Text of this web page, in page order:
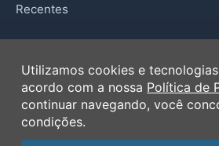
Recentes
Termos de Uso
Política de Privacidade
Ferramentas
Contato
Utilizamos cookies e
acordo com a nossa Política de
continuar navegando, você
condições.